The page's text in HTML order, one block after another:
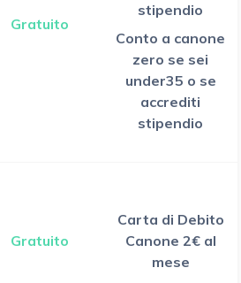
Gratuito
stipendio
Conto a canone
zero se sei
under35 o se
accrediti
stipendio
Gratuito
Carta di Debito
Canone 2€ al
mese